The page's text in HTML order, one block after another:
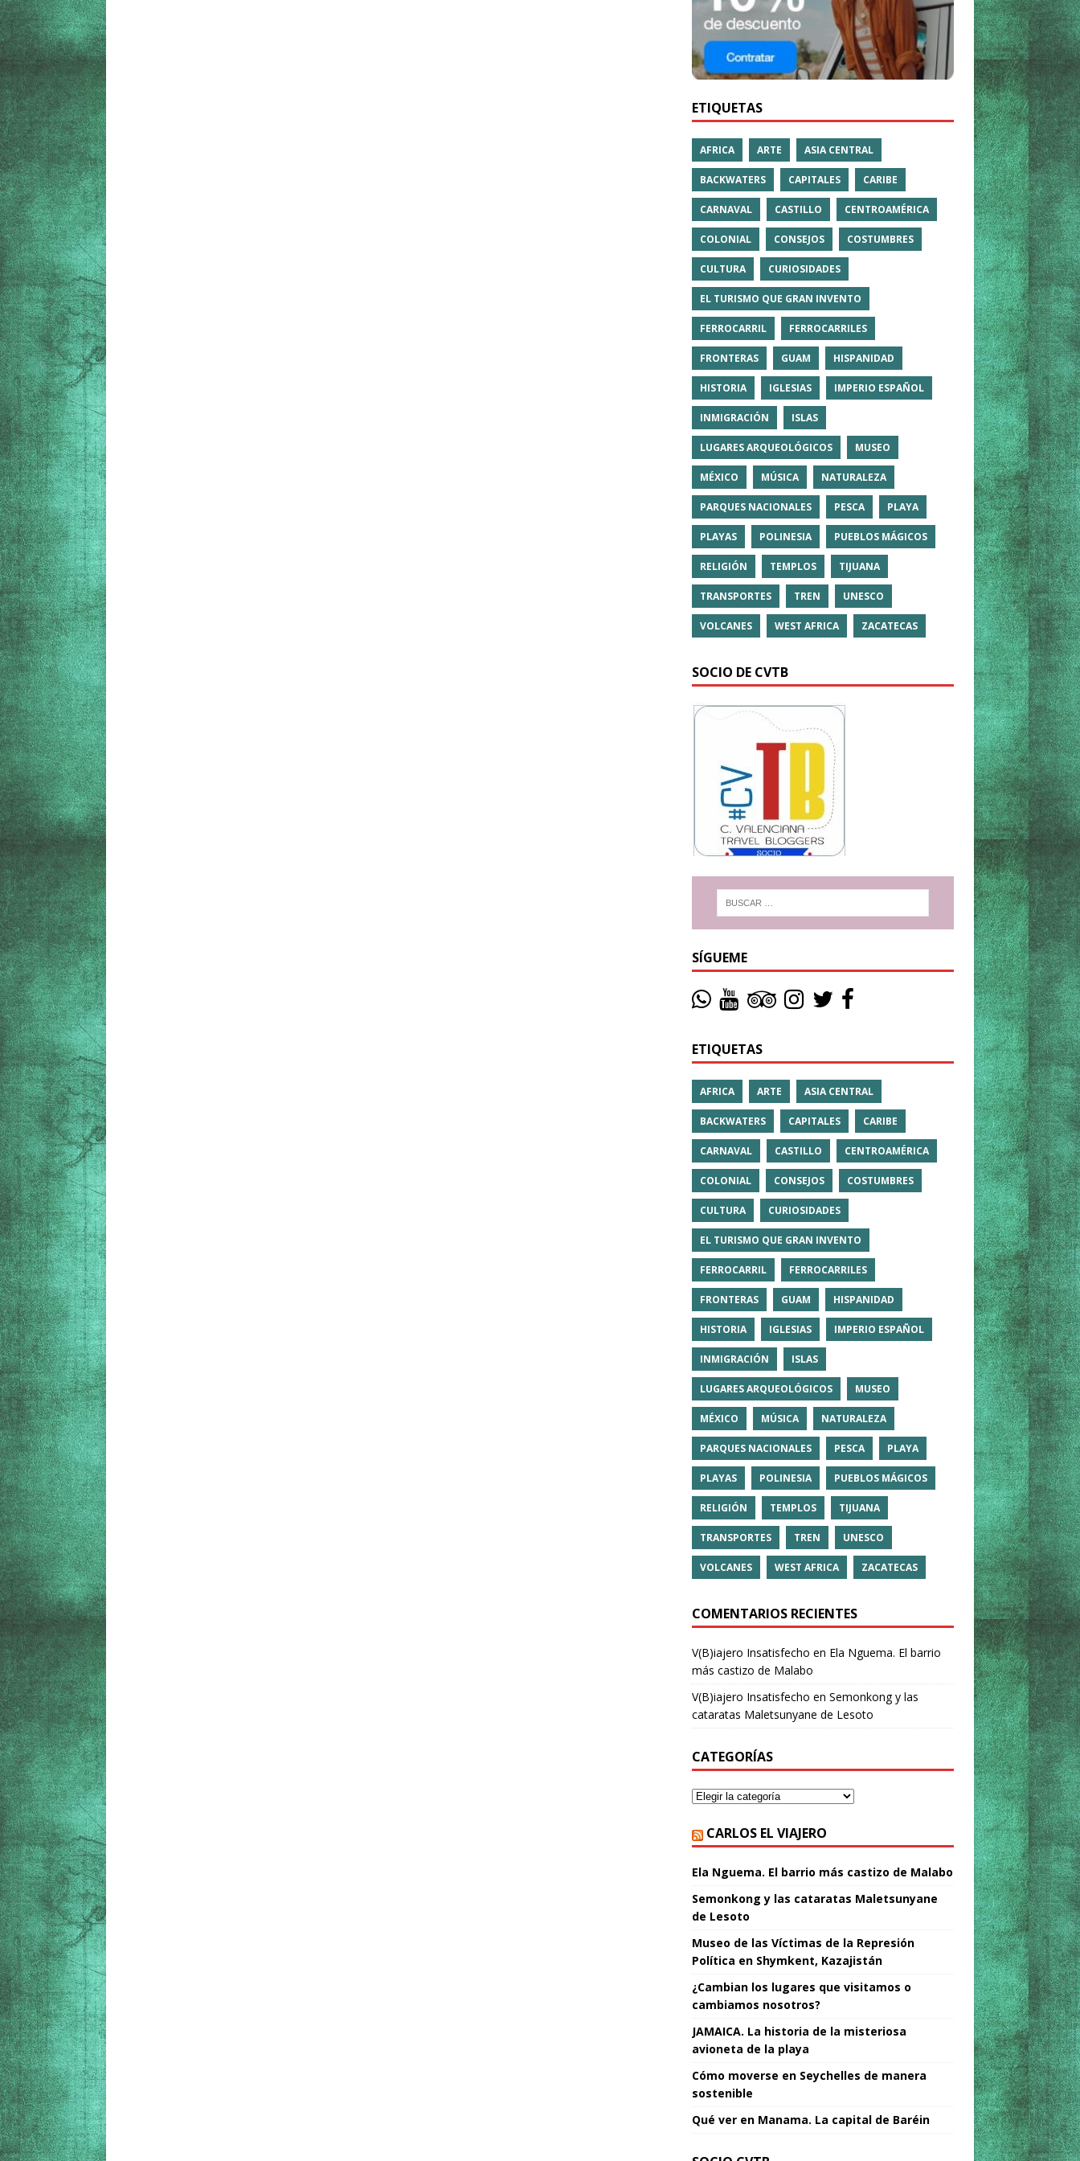
ETIQUETAS
AFRICA ARTE ASIA CENTRAL
BACKWATERS CAPITALES CARIBE
CARNAVAL CASTILLO CENTROAMÉRICA
COLONIAL CONSEJOS COSTUMBRES
CULTURA CURIOSIDADES
EL TURISMO QUE GRAN INVENTO
FERROCARRIL FERROCARRILES
FRONTERAS GUAM HISPANIDAD
HISTORIA IGLESIAS IMPERIO ESPAÑOL
INMIGRACIÓN ISLAS
LUGARES ARQUEOLÓGICOS MUSEO
MÉXICO MÚSICA NATURALEZA
PARQUES NACIONALES PESCA PLAYA
PLAYAS POLINESIA PUEBLOS MÁGICOS
RELIGIÓN TEMPLOS TIJUANA
TRANSPORTES TREN UNESCO
VOLCANES WEST AFRICA ZACATECAS
SOCIO DE CVTB
SÍGUEME
ETIQUETAS
AFRICA ARTE ASIA CENTRAL
BACKWATERS CAPITALES CARIBE
CARNAVAL CASTILLO CENTROAMÉRICA
COLONIAL CONSEJOS COSTUMBRES
CULTURA CURIOSIDADES
EL TURISMO QUE GRAN INVENTO
FERROCARRIL FERROCARRILES
FRONTERAS GUAM HISPANIDAD
HISTORIA IGLESIAS IMPERIO ESPAÑOL
INMIGRACIÓN ISLAS
LUGARES ARQUEOLÓGICOS MUSEO
MÉXICO MÚSICA NATURALEZA
PARQUES NACIONALES PESCA PLAYA
PLAYAS POLINESIA PUEBLOS MÁGICOS
RELIGIÓN TEMPLOS TIJUANA
TRANSPORTES TREN UNESCO
VOLCANES WEST AFRICA ZACATECAS
COMENTARIOS RECIENTES
V(B)iajero Insatisfecho en Ela Nguema. El barrio
más castizo de Malabo
V(B)iajero Insatisfecho en Semonkong y las
cataratas Maletsunyane de Lesoto
CATEGORÍAS
CARLOS EL VIAJERO
Ela Nguema. El barrio más castizo de Malabo
Semonkong y las cataratas Maletsunyane
de Lesoto
Museo de las Víctimas de la Represión
Política en Shymkent, Kazajistán
¿Cambian los lugares que visitamos o
cambiamos nosotros?
JAMAICA. La historia de la misteriosa
avioneta de la playa
Cómo moverse en Seychelles de manera
sostenible
Qué ver en Manama. La capital de Baréin